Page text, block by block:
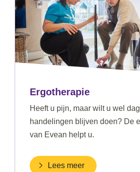
Ergotherapie
Heeft u pijn, maar wilt u wel
handelingen blijven doen? De
van Evean helpt u.
Lees meer